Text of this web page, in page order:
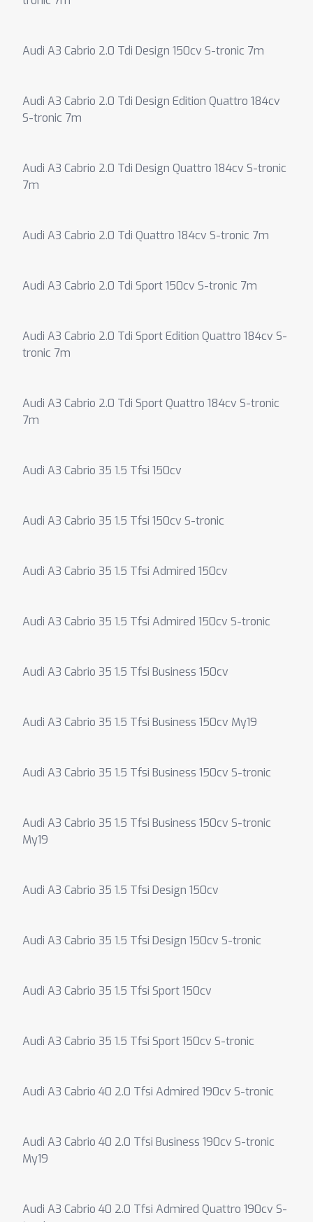
Audi A3 Cabrio 2.0 Tdi Design 150cv S-tronic 7m
Audi A3 Cabrio 2.0 Tdi Design Edition Quattro 184cv
S-tronic 7m
Audi A3 Cabrio 2.0 Tdi Design Quattro 184cv S-tronic
7m
Audi A3 Cabrio 2.0 Tdi Quattro 184cv S-tronic 7m
Audi A3 Cabrio 2.0 Tdi Sport 150cv S-tronic 7m
Audi A3 Cabrio 2.0 Tdi Sport Edition Quattro 184cv S-
tronic 7m
Audi A3 Cabrio 2.0 Tdi Sport Quattro 184cv S-tronic
7m
Audi A3 Cabrio 35 1.5 Tfsi 150cv
Audi A3 Cabrio 35 1.5 Tfsi 150cv S-tronic
Audi A3 Cabrio 35 1.5 Tfsi Admired 150cv
Audi A3 Cabrio 35 1.5 Tfsi Admired 150cv S-tronic
Audi A3 Cabrio 35 1.5 Tfsi Business 150cv
Audi A3 Cabrio 35 1.5 Tfsi Business 150cv My19
Audi A3 Cabrio 35 1.5 Tfsi Business 150cv S-tronic
Audi A3 Cabrio 35 1.5 Tfsi Business 150cv S-tronic
My19
Audi A3 Cabrio 35 1.5 Tfsi Design 150cv
Audi A3 Cabrio 35 1.5 Tfsi Design 150cv S-tronic
Audi A3 Cabrio 35 1.5 Tfsi Sport 150cv
Audi A3 Cabrio 35 1.5 Tfsi Sport 150cv S-tronic
Audi A3 Cabrio 40 2.0 Tfsi Admired 190cv S-tronic
Audi A3 Cabrio 40 2.0 Tfsi Business 190cv S-tronic
My19
Audi A3 Cabrio 40 2.0 Tfsi Admired Quattro 190cv S-